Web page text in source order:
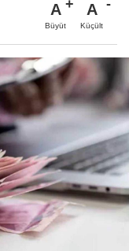
A
Büyüt
A
Küçült